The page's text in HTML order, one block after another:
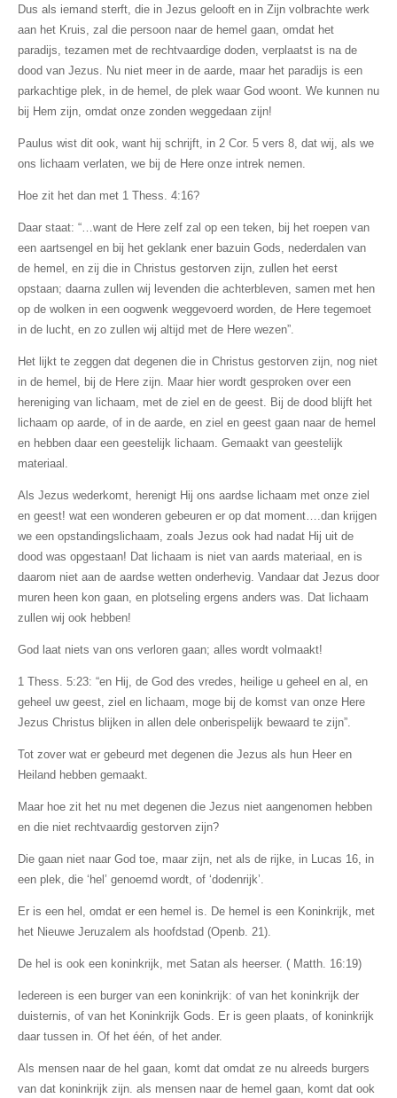
Dus als iemand sterft, die in Jezus gelooft en in Zijn volbrachte werk
aan het Kruis, zal die persoon naar de hemel gaan, omdat het
paradijs, tezamen met de rechtvaardige doden, verplaatst is na de
dood van Jezus. Nu niet meer in de aarde, maar het paradijs is een
parkachtige plek, in de hemel, de plek waar God woont. We kunnen nu
bij Hem zijn, omdat onze zonden weggedaan zijn!
Paulus wist dit ook, want hij schrijft, in 2 Cor. 5 vers 8, dat wij, als we
ons lichaam verlaten, we bij de Here onze intrek nemen.
Hoe zit het dan met 1 Thess. 4:16?
Daar staat: “…want de Here zelf zal op een teken, bij het roepen van
een aartsengel en bij het geklank ener bazuin Gods, nederdalen van
de hemel, en zij die in Christus gestorven zijn, zullen het eerst
opstaan; daarna zullen wij levenden die achterbleven, samen met hen
op de wolken in een oogwenk weggevoerd worden, de Here tegemoet
in de lucht, en zo zullen wij altijd met de Here wezen”.
Het lijkt te zeggen dat degenen die in Christus gestorven zijn, nog niet
in de hemel, bij de Here zijn. Maar hier wordt gesproken over een
hereniging van lichaam, met de ziel en de geest. Bij de dood blijft het
lichaam op aarde, of in de aarde, en ziel en geest gaan naar de hemel
en hebben daar een geestelijk lichaam. Gemaakt van geestelijk
materiaal.
Als Jezus wederkomt, herenigt Hij ons aardse lichaam met onze ziel
en geest! wat een wonderen gebeuren er op dat moment….dan krijgen
we een opstandingslichaam, zoals Jezus ook had nadat Hij uit de
dood was opgestaan! Dat lichaam is niet van aards materiaal, en is
daarom niet aan de aardse wetten onderhevig. Vandaar dat Jezus door
muren heen kon gaan, en plotseling ergens anders was. Dat lichaam
zullen wij ook hebben!
God laat niets van ons verloren gaan; alles wordt volmaakt!
1 Thess. 5:23: “en Hij, de God des vredes, heilige u geheel en al, en
geheel uw geest, ziel en lichaam, moge bij de komst van onze Here
Jezus Christus blijken in allen deleonberispelijk bewaard te zijn”.
Tot zover wat er gebeurd met degenen die Jezus als hun Heer en
Heiland hebben gemaakt.
Maar hoe zit het nu met degenen die Jezus niet aangenomen hebben
en die niet rechtvaardig gestorven zijn?
Die gaan niet naar God toe, maar zijn, net als de rijke, in Lucas 16, in
een plek, die ‘hel’ genoemd wordt, of ‘dodenrijk’.
Er is een hel, omdat er een hemel is. De hemel is een Koninkrijk, met
het Nieuwe Jeruzalem als hoofdstad (Openb. 21).
De hel is ook een koninkrijk, met Satan als heerser. ( Matth. 16:19)
Iedereen is een burger van een koninkrijk: of van het koninkrijk der
duisternis, of van het Koninkrijk Gods. Er is geen plaats, of koninkrijk
daar tussen in. Of het één, of het ander.
Als mensen naar de hel gaan, komt dat omdat ze nu alreeds burgers
van dat koninkrijk zijn. als mensen naar de hemel gaan, komt dat ook